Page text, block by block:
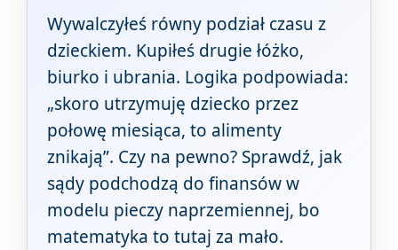
Wywalczyłeś równy podział czasu z
dzieckiem. Kupiłeś drugie łóżko,
biurko i ubrania. Logika podpowiada:
„skoro utrzymuję dziecko przez
połowę miesiąca, to alimenty
znikają”. Czy na pewno? Sprawdź, jak
sądy podchodzą do finansów w
modelu pieczy naprzemiennej, bo
matematyka to tutaj za mało.